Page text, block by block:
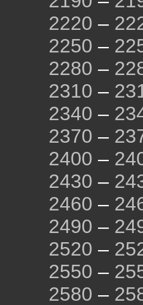
2220 –
2250 –
2280 –
2310 –
2340 –
2370 –
2400 –
2430 –
2460 –
2490 –
2520 –
2550 –
2580 –